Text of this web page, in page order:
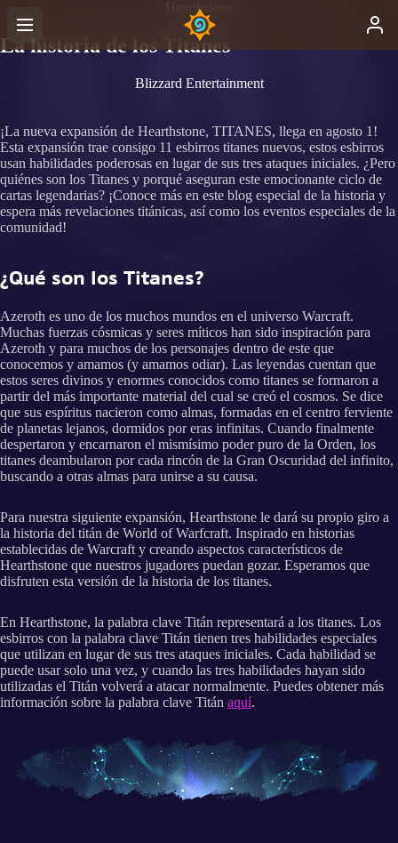
Hearthstone
La historia de los Titanes
Blizzard Entertainment
¡La nueva expansión de Hearthstone, TITANES, llega en agosto 1!
Esta expansión trae consigo 11 esbirros titanes nuevos, estos esbirros
usan habilidades poderosas en lugar de sus tres ataques iniciales. ¿Pero
quiénes son los Titanes y porqué aseguran este emocionante ciclo de
cartas legendarias? ¡Conoce más en este blog especial de la historia y
espera más revelaciones titánicas, así como los eventos especiales de la
comunidad!
¿Qué son los Titanes?
Azeroth es uno de los muchos mundos en el universo Warcraft.
Muchas fuerzas cósmicas y seres míticos han sido inspiración para
Azeroth y para muchos de los personajes dentro de este que
conocemos y amamos (y amamos odiar). Las leyendas cuentan que
estos seres divinos y enormes conocidos como titanes se formaron a
partir del más importante material del cual se creó el cosmos. Se dice
que sus espíritus nacieron como almas, formadas en el centro ferviente
de planetas lejanos, dormidos por eras infinitas. Cuando finalmente
despertaron y encarnaron el mismísimo poder puro de la Orden, los
titanes deambularon por cada rincón de la Gran Oscuridad del infinito,
buscando a otras almas para unirse a su causa.
Para nuestra siguiente expansión, Hearthstone le dará su propio giro a
la historia del titán de World of Warfcraft. Inspirado en historias
establecidas de Warcraft y creando aspectos característicos de
Hearthstone que nuestros jugadores puedan gozar. Esperamos que
disfruten esta versión de la historia de los titanes.
En Hearthstone, la palabra clave Titán representará a los titanes. Los
esbirros con la palabra clave Titán tienen tres habilidades especiales
que utilizan en lugar de sus tres ataques iniciales. Cada habilidad se
puede usar solo una vez, y cuando las tres habilidades hayan sido
utilizadas el Titán volverá a atacar normalmente. Puedes obtener más
información sobre la palabra clave Titán aquí.